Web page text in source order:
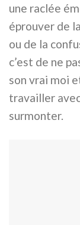
une raclée
éprouver de
ou de la
c’est de ne
son vrai moi
travailler
surmonter.